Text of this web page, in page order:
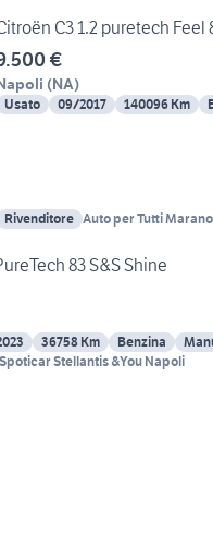
C3 1.2 puretech
€
(NA)
Usato 09/2017 140096 Km
Rivenditore Auto per Tutti
83 S&S Shine
36758 Km Benzina
Spoticar Stellantis &You Napoli